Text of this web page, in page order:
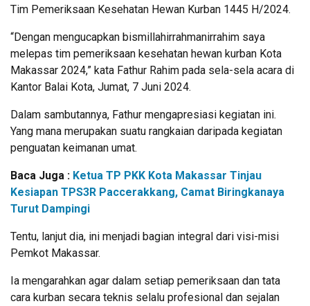
Tim Pemeriksaan Kesehatan Hewan Kurban 1445 H/2024.
“Dengan mengucapkan bismillahirrahmanirrahim saya
melepas tim pemeriksaan kesehatan hewan kurban Kota
Makassar 2024,” kata Fathur Rahim pada sela-sela acara di
Kantor Balai Kota, Jumat, 7 Juni 2024.
Dalam sambutannya, Fathur mengapresiasi kegiatan ini.
Yang mana merupakan suatu rangkaian daripada kegiatan
penguatan keimanan umat.
Baca Juga : Ketua TP PKK Kota Makassar Tinjau
Kesiapan TPS3R Paccerakkang, Camat Biringkanaya
Turut Dampingi
Tentu, lanjut dia, ini menjadi bagian integral dari visi-misi
Pemkot Makassar.
Ia mengarahkan agar dalam setiap pemeriksaan dan tata
cara kurban secara teknis selalu profesional dan sejalan